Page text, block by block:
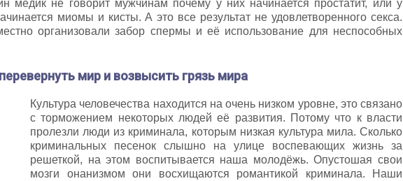
медик не говорит мужчинам почему у них начинается простатит, или у
миомы и кисты. А это все результат не удовлетворенного секса.
организовали забор спермы и её использование для неспособных
мир и возвысить грязь мира
Культура человечества находится на очень низком уровне, это связано
с торможением некоторых людей её развития. Потому что к власти
пролезли люди из криминала, которым низкая культура мила. Сколько
криминальных песенок слышно на улице воспевающих жизнь за
решеткой, на этом воспитывается наша молодёжь. Опустошая свои
мозги онанизмом они восхищаются романтикой криминала. Наши